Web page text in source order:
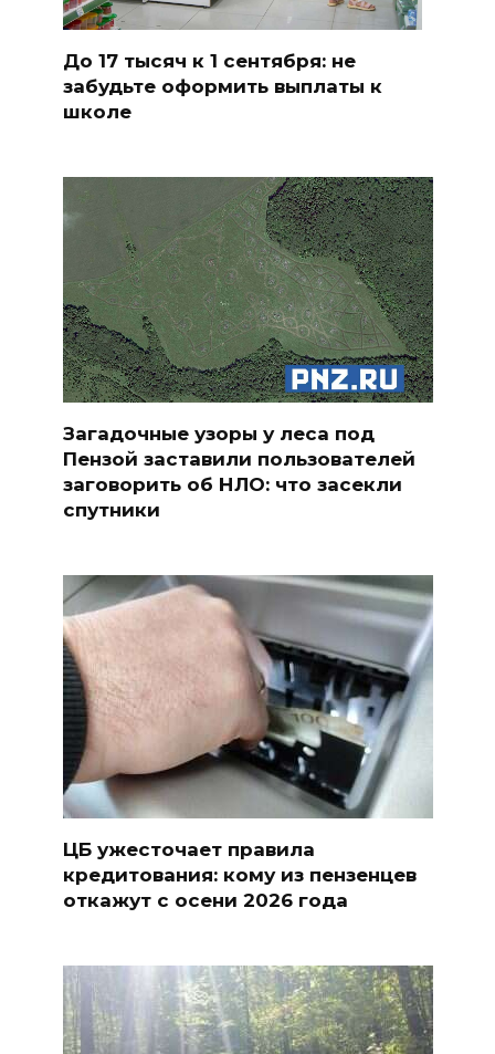
До 17 тысяч к 1 сентября: не
забудьте оформить выплаты к
школе
Загадочные узоры у леса под
Пензой заставили пользователей
заговорить об НЛО: что засекли
спутники
ЦБ ужесточает правила
кредитования: кому из пензенцев
откажут с осени 2026 года